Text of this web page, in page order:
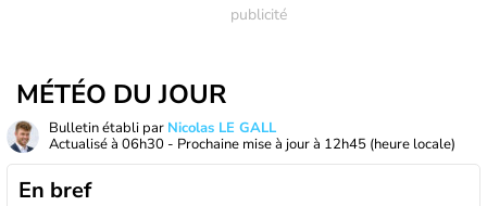
MÉTÉO DU JOUR
Bulletin établi par Nicolas LE GALL
Actualisé à 06h30 - Prochaine mise à jour à 12h45 (heure locale)
En bref